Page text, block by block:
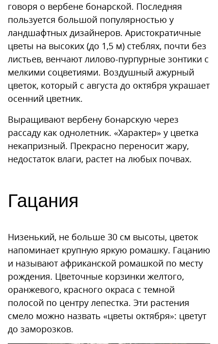
говоря о вербене бонарской. Последняя
пользуется большой популярностью у
ландшафтных дизайнеров. Аристократичные
цветы на высоких (до 1,5 м) стеблях, почти без
листьев, венчают лилово-пурпурные зонтики с
мелкими соцветиями. Воздушный ажурный
цветок, который с августа до октября украшает
осенний цветник.
Выращивают вербену бонарскую через
рассаду как однолетник. «Характер» у цветка
некапризный. Прекрасно переносит жару,
недостаток влаги, растет на любых почвах.
Гацания
Низенький, не больше 30 см высоты, цветок
напоминает крупную яркую ромашку. Гацанию
и называют африканской ромашкой по месту
рождения. Цветочные корзинки желтого,
оранжевого, красного окраса с темной
полосой по центру лепестка. Эти растения
смело можно назвать «цветы октября»: цветут
до заморозков.